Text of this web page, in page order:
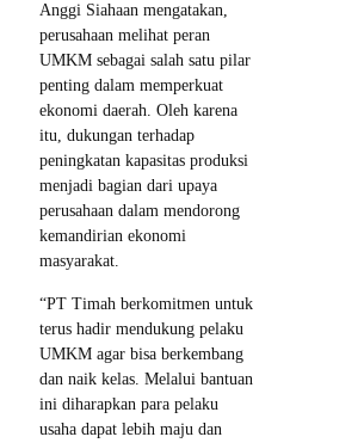
Anggi Siahaan mengatakan,
perusahaan melihat peran
UMKM sebagai salah satu pilar
penting dalam memperkuat
ekonomi daerah. Oleh karena
itu, dukungan terhadap
peningkatan kapasitas produksi
menjadi bagian dari upaya
perusahaan dalam mendorong
kemandirian ekonomi
masyarakat.
“PT Timah berkomitmen untuk
terus hadir mendukung pelaku
UMKM agar bisa berkembang
dan naik kelas. Melalui bantuan
ini diharapkan para pelaku
usaha dapat lebih maju dan